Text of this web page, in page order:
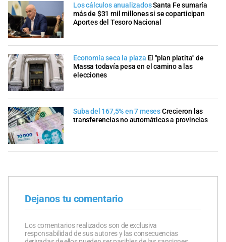
Los cálculos anualizadosSanta Fe sumaría
más de $31 mil millones si se coparticipan
Aportes del Tesoro Nacional
Economía seca la plaza El "plan platita" de
Massa todavía pesa en el camino a las
elecciones
Suba del 167,5% en 7 mesesCrecieron las
transferencias no automáticas a provincias
Dejanos tu comentario
Los comentarios realizados son de exclusiva
responsabilidad de sus autores y las consecuencias